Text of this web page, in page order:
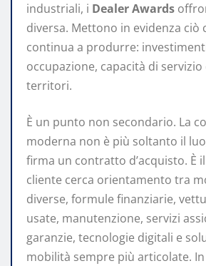
industriali, i Dealer Awards
diversa. Mettono in evidenza ciò
continua a produrre:
occupazione, capacità di servizio
territori.
È un punto non secondario. La
moderna non è più soltanto il
firma un contratto d’acquisto. È
cliente cerca orientamento tra
diverse, formule finanziarie,
usate, manutenzione, servizi
garanzie, tecnologie digitali e
mobilità sempre più articolate.